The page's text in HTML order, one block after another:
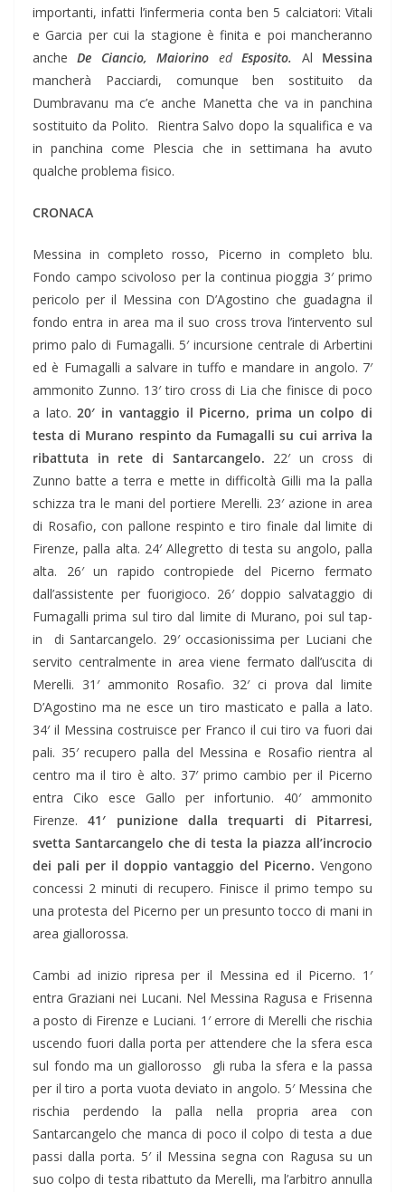
importanti, infatti l’infermeria conta ben 5 calciatori: Vitali
e Garcia per cui la stagione è finita e poi mancheranno
ancheDe Ciancio, Maiorino edEsposito. Al Messina
mancherà Pacciardi, comunque ben sostituito da
Dumbravanu ma c’e anche Manetta che va in panchina
sostituito da Polito. Rientra Salvo dopo la squalifica e va
in panchina come Plescia che in settimana ha avuto
qualche problema fisico.
CRONACA
Messina in completo rosso, Picerno in completo blu.
Fondo campo scivoloso per la continua pioggia 3′ primo
pericolo per il Messina con D’Agostino che guadagna il
fondo entra in area ma il suo cross trova l’intervento sul
primo palo di Fumagalli. 5′ incursione centrale di Arbertini
ed è Fumagalli a salvare in tuffo e mandare in angolo. 7′
ammonito Zunno. 13′ tiro cross di Lia che finisce di poco
a lato.20′ in vantaggio il Picerno, prima un colpo di
testa di Murano respinto da Fumagalli su cui arriva la
ribattuta in rete di Santarcangelo. 22′ un cross di
Zunno batte a terra e mette in difficoltà Gilli ma la palla
schizza tra le mani del portiere Merelli. 23′ azione in area
di Rosafio, con pallone respinto e tiro finale dal limite di
Firenze, palla alta. 24′ Allegretto di testa su angolo, palla
alta. 26′ un rapido contropiede del Picerno fermato
dall’assistente per fuorigioco. 26′ doppio salvataggio di
Fumagalli prima sul tiro dal limite di Murano, poi sul tap-
in di Santarcangelo. 29′ occasionissima per Luciani che
servito centralmente in area viene fermato dall’uscita di
Merelli. 31′ ammonito Rosafio. 32′ ci prova dal limite
D’Agostino ma ne esce un tiro masticato e palla a lato.
34′ il Messina costruisce per Franco il cui tiro va fuori dai
pali. 35′ recupero palla del Messina e Rosafio rientra al
centro ma il tiro è alto. 37′ primo cambio per il Picerno
entra Ciko esce Gallo per infortunio. 40′ ammonito
Firenze.41′ punizione dalla trequarti di Pitarresi,
svetta Santarcangelo che di testa la piazza all’incrocio
dei pali per il doppio vantaggio del Picerno. Vengono
concessi 2 minuti di recupero. Finisce il primo tempo su
una protesta del Picerno per un presunto tocco di mani in
area giallorossa.
Cambi ad inizio ripresa per il Messina ed il Picerno. 1′
entra Graziani nei Lucani. Nel Messina Ragusa e Frisenna
a posto di Firenze e Luciani. 1′ errore di Merelli che rischia
uscendo fuori dalla porta per attendere che la sfera esca
sul fondo ma un giallorosso gli ruba la sfera e la passa
per il tiro a porta vuota deviato in angolo. 5′ Messina che
rischia perdendo la palla nella propria area con
Santarcangelo che manca di poco il colpo di testa a due
passi dalla porta. 5′ il Messina segna con Ragusa su un
suo colpo di testa ribattuto da Merelli, ma l’arbitro annulla